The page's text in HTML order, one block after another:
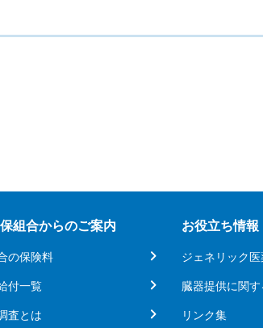
組合からのご案内
の保険料
付一覧
査とは
お役立ち情報
ジェネリック
臓器提供に関
リンク集